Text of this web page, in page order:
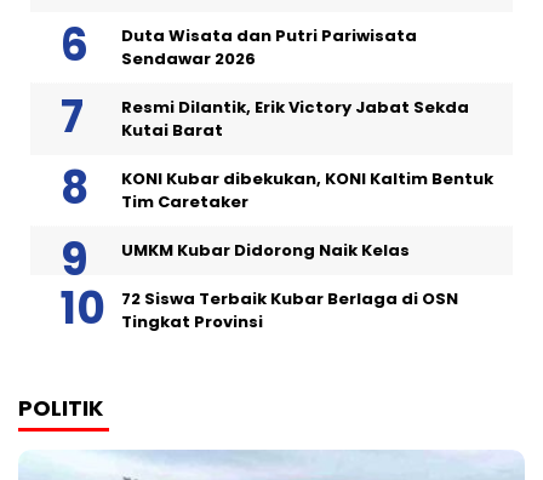
Duta Wisata dan Putri Pariwisata
Sendawar 2026
Resmi Dilantik, Erik Victory Jabat Sekda
Kutai Barat
KONI Kubar dibekukan, KONI Kaltim Bentuk
Tim Caretaker
UMKM Kubar Didorong Naik Kelas
72 Siswa Terbaik Kubar Berlaga di OSN
Tingkat Provinsi
POLITIK